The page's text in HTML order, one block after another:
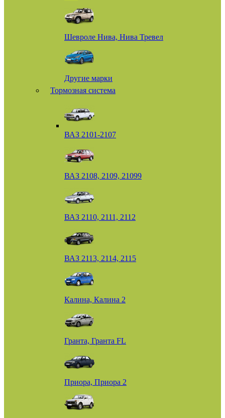
Шевроле Нива, Нива Тревел
Другие марки
Тормозная система
ВАЗ 2101-2107
ВАЗ 2108, 2109, 21099
ВАЗ 2110, 2111, 2112
ВАЗ 2113, 2114, 2115
Калина, Калина 2
Гранта, Гранта FL
Приора, Приора 2